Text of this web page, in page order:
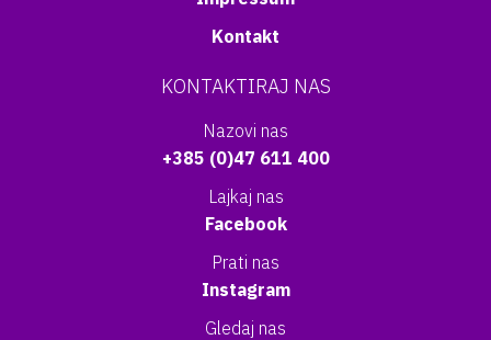
Kontakt
KONTAKTIRAJ NAS
Nazovi nas
+385 (0)47 611 400
Lajkaj nas
Facebook
Prati nas
Instagram
Gledaj nas